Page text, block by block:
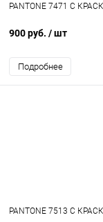
PANTONE 7471 C
900 руб. / шт
Подробнее
PANTONE 7513 C